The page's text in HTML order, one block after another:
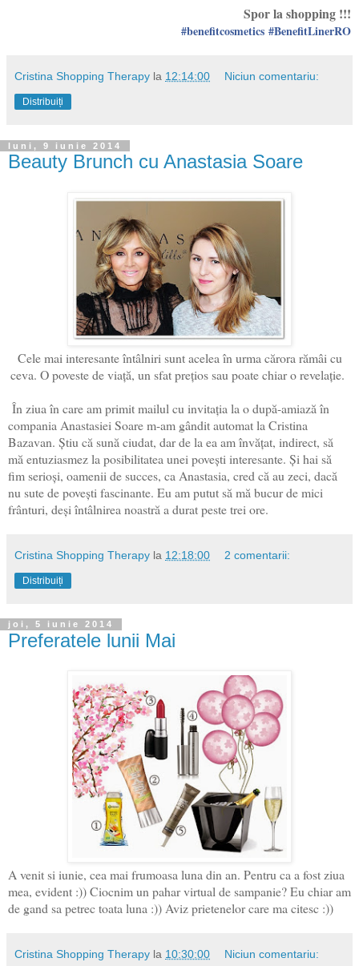
Spor la shopping !!!
#benefitcosmetics #BenefitLinerRO
Cristina Shopping Therapy la 12:14:00 Niciun comentariu:
Distribuiți
luni, 9 iunie 2014
Beauty Brunch cu Anastasia Soare
Cele mai interesante întâlniri sunt acelea în urma cărora rămâi cu
ceva. O poveste de viață, un sfat prețios sau poate chiar o revelație.
În ziua în care am primit mailul cu invitația la o după-amiază în
compania Anastasiei Soare m-am gândit automat la Cristina
Bazavan. Știu că sună ciudat, dar de la ea am învățat, indirect, să
mă entuziasmez la posibilitatea unei povești interesante. Și hai să
fim serioși, oamenii de succes, ca Anastasia, cred că au zeci, dacă
nu sute de povești fascinante. Eu am putut să mă bucur de mici
frânturi, deși întâlnirea noastră a durat peste trei ore.
Cristina Shopping Therapy la 12:18:00 2 comentarii:
Distribuiți
joi, 5 iunie 2014
Preferatele lunii Mai
A venit si iunie, cea mai frumoasa luna din an. Pentru ca a fost ziua
mea, evident :)) Ciocnim un pahar virtual de sampanie? Eu chiar am
de gand sa petrec toata luna :)) Aviz prietenelor care ma citesc :))
Cristina Shopping Therapy la 10:30:00 Niciun comentariu: